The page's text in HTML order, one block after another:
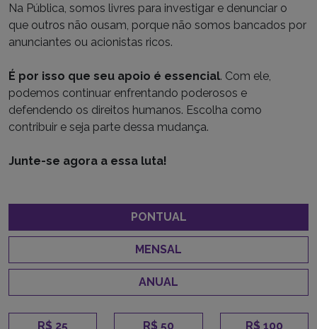
Na Pública, somos livres para investigar e denunciar o
que outros não ousam, porque não somos bancados por
anunciantes ou acionistas ricos.
É por isso que seu apoio é essencial. Com ele,
podemos continuar enfrentando poderosos e
defendendo os direitos humanos. Escolha como
contribuir e seja parte dessa mudança.
Junte-se agora a essa luta!
PONTUAL
MENSAL
ANUAL
R$ 25 R$ 50 R$ 100